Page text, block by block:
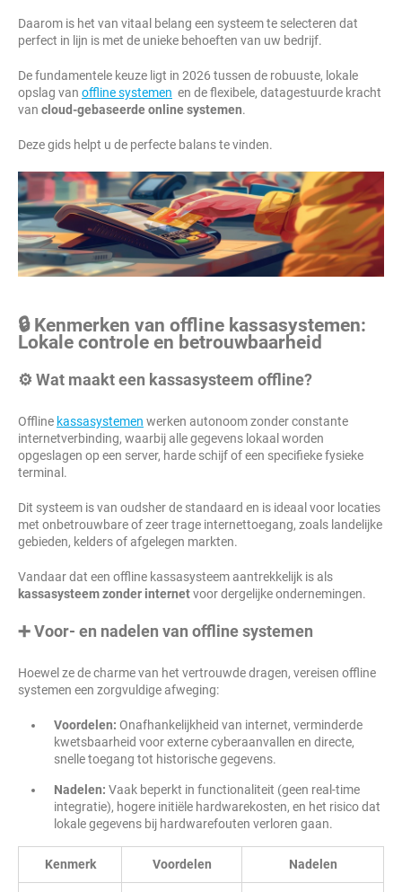
Daarom is het van vitaal belang een systeem te selecteren dat
perfect in lijn is met de unieke behoeften van uw bedrijf.
De fundamentele keuze ligt in 2026 tussen de robuuste, lokale
opslag van offline systemen en de flexibele, datagestuurde kracht
van cloud-gebaseerde online systemen.
Deze gids helpt u de perfecte balans te vinden.
🔒 Kenmerken van offline kassasystemen:
Lokale controle en betrouwbaarheid
⚙️ Wat maakt een kassasysteem offline?
Offline kassasystemen werken autonoom zonder constante
internetverbinding, waarbij alle gegevens lokaal worden
opgeslagen op een server, harde schijf of een specifieke fysieke
terminal.
Dit systeem is van oudsher de standaard en is ideaal voor locaties
met onbetrouwbare of zeer trage internettoegang, zoals landelijke
gebieden, kelders of afgelegen markten.
Vandaar dat een offline kassasysteem aantrekkelijk is als
kassasysteem zonder internetvoor dergelijke ondernemingen.
➕ Voor- en nadelen van offline systemen
Hoewel ze de charme van het vertrouwde dragen, vereisen offline
systemen een zorgvuldige afweging:
Voordelen: Onafhankelijkheid van internet, verminderde
kwetsbaarheid voor externe cyberaanvallen en directe,
snelle toegang tot historische gegevens.
Nadelen: Vaak beperkt in functionaliteit (geen real-time
integratie), hogere initiële hardwarekosten, en het risico dat
lokale gegevens bij hardwarefouten verloren gaan.
Kenmerk Voordelen Nadelen